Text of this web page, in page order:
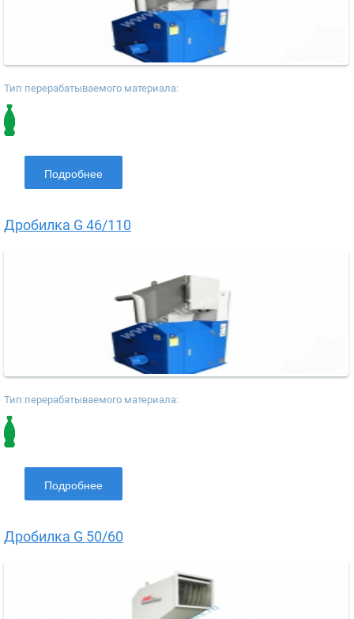
Тип перерабатываемого материала:
Подробнее
Дробилка G 46/110
Тип перерабатываемого материала:
Подробнее
Дробилка G 50/60